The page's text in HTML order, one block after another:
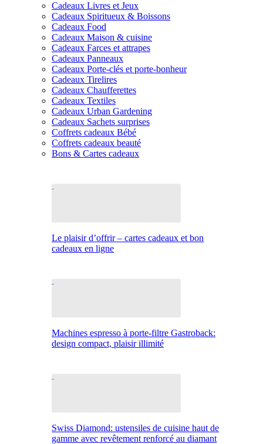
Cadeaux Livres et Jeux
Cadeaux Spiritueux & Boissons
Cadeaux Food
Cadeaux Maison & cuisine
Cadeaux Farces et attrapes
Cadeaux Panneaux
Cadeaux Porte-clés et porte-bonheur
Cadeaux Tirelires
Cadeaux Chaufferettes
Cadeaux Textiles
Cadeaux Urban Gardening
Cadeaux Sachets surprises
Coffrets cadeaux Bébé
Coffrets cadeaux beauté
Bons & Cartes cadeaux
Le plaisir d’offrir – cartes cadeaux et bon
cadeaux en ligne
Machines espresso à porte-filtre Gastroback:
design compact, plaisir illimité
Swiss Diamond: ustensiles de cuisine haut de
gamme avec revêtement renforcé au diamant